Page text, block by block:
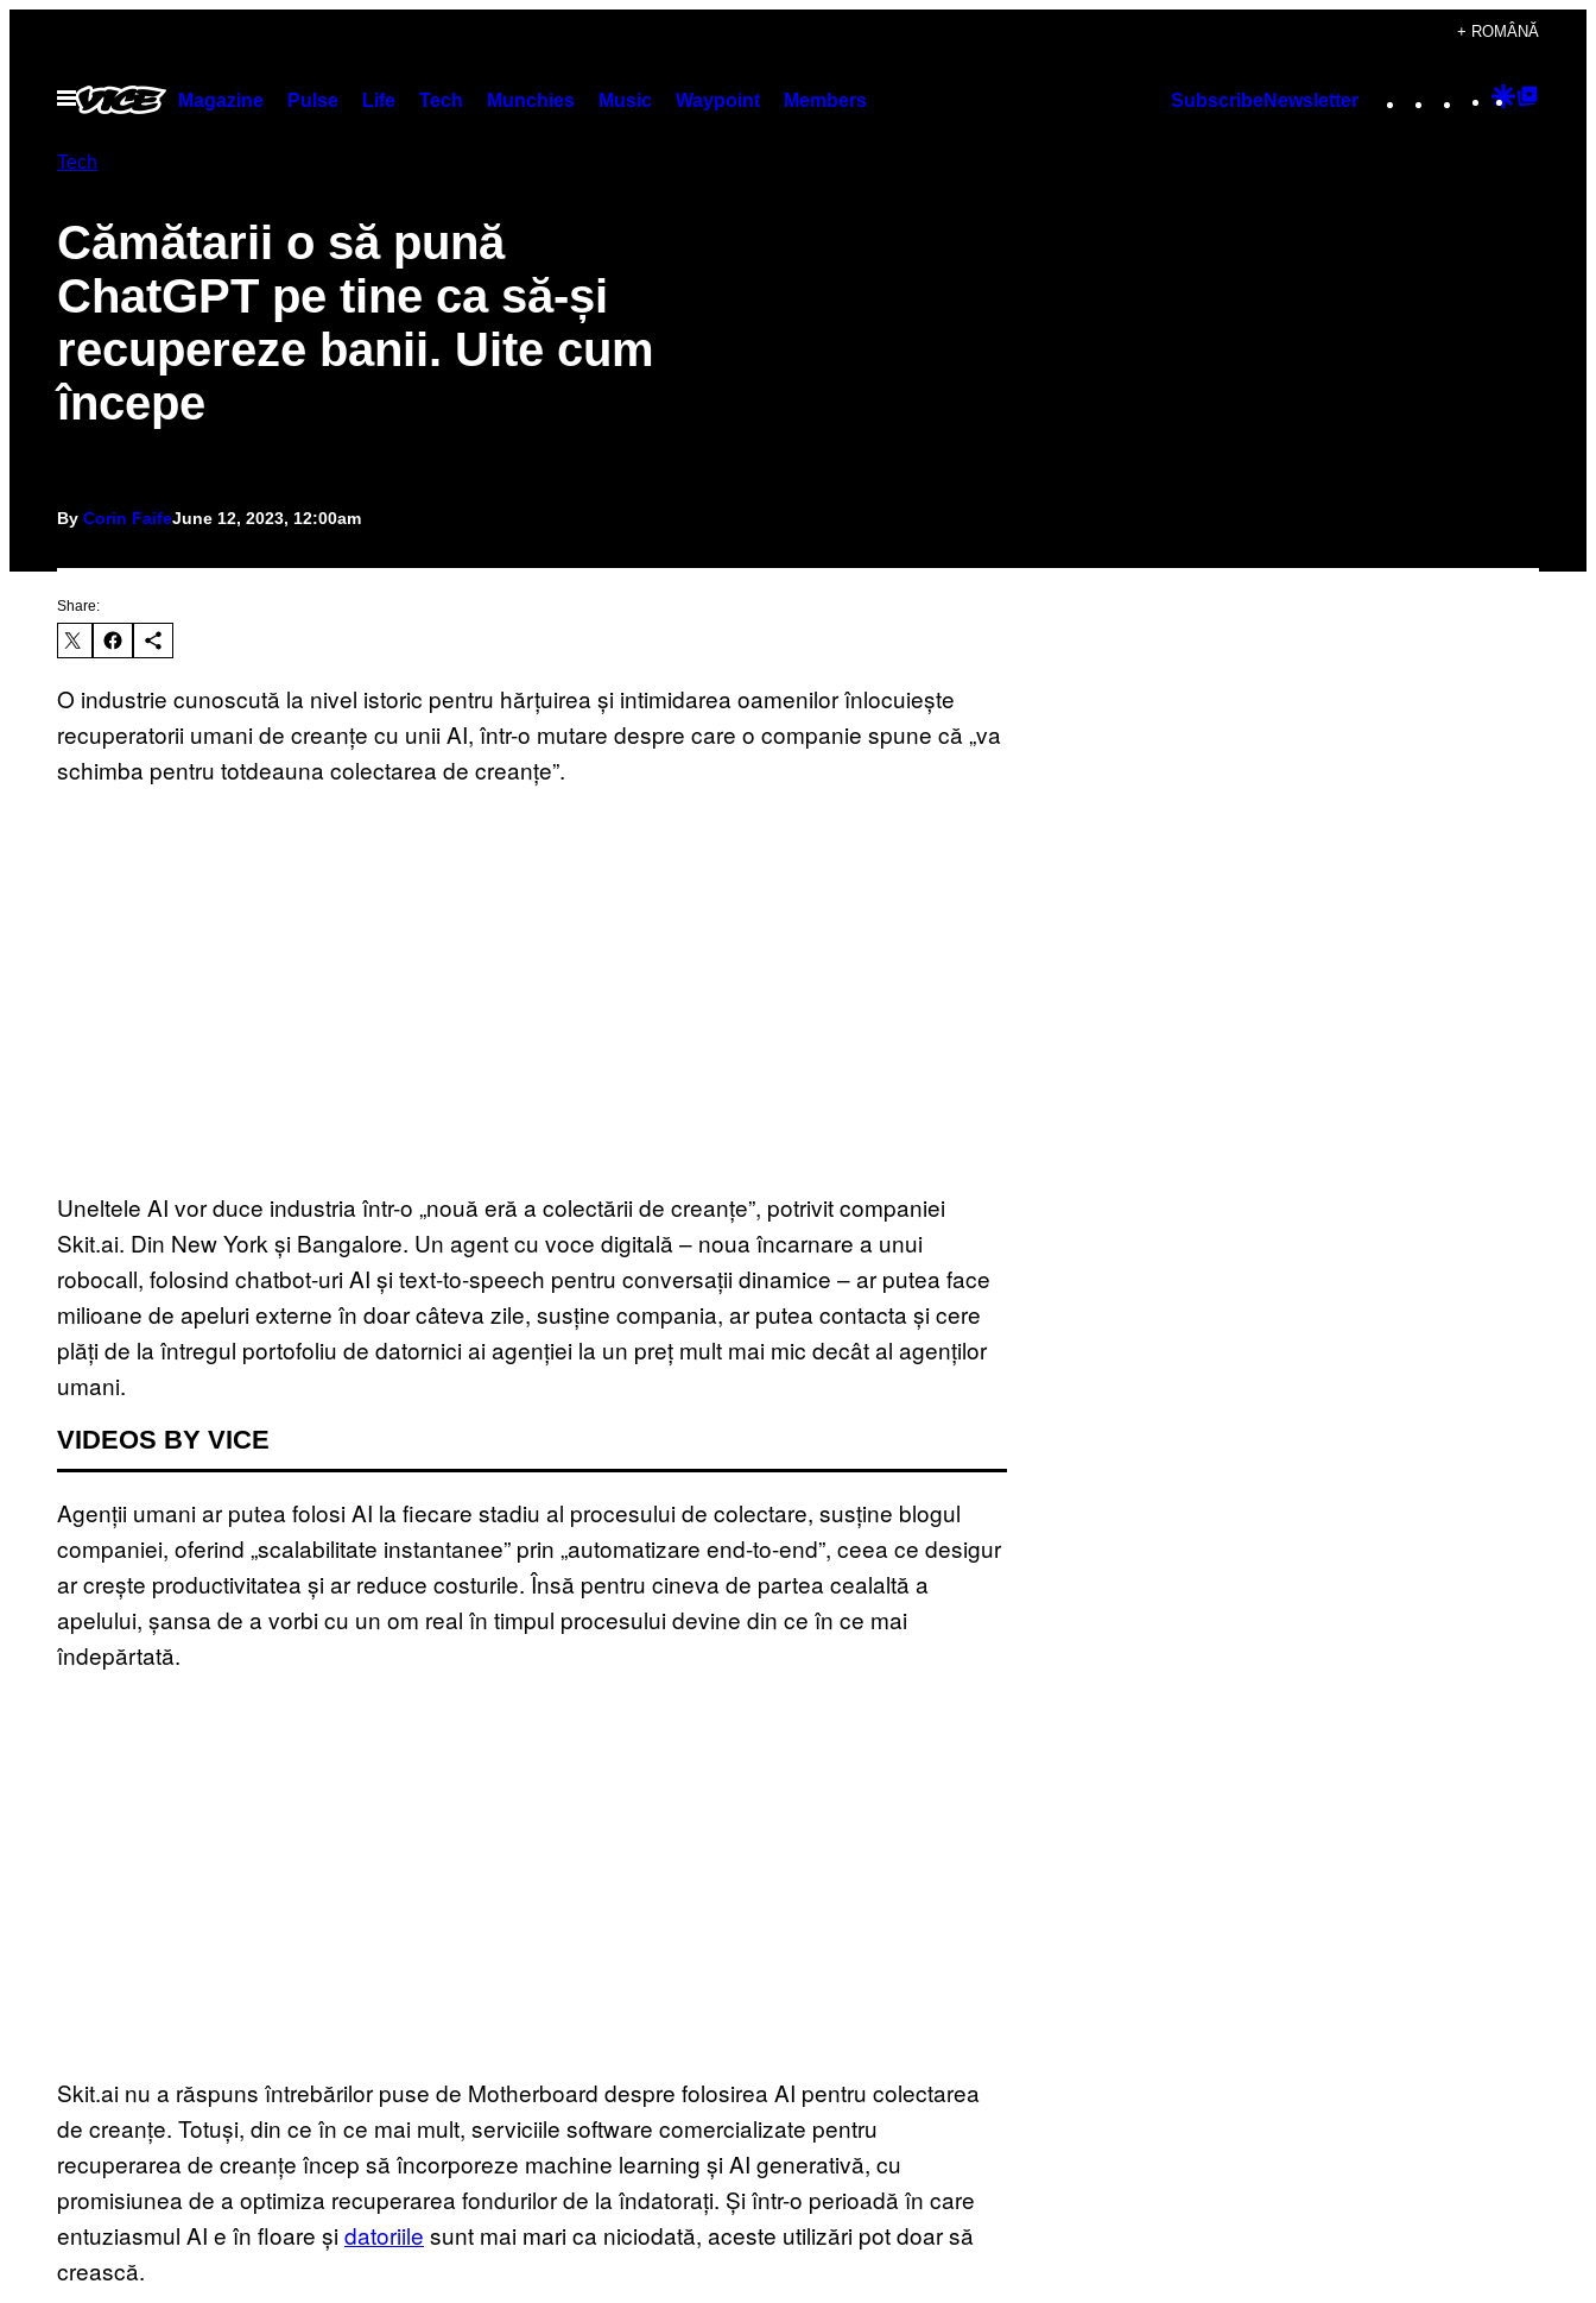
content
+ ROMÂNĂ
Open
Menu
Magazine Pulse Life Tech Munchies Music Waypoint Members SubscribeNewsletter Instagram
TikTok
YouTube
Google
Tech
Cămătarii o să pună
ChatGPT pe tine ca să-și
recupereze banii. Uite cum
începe
By Corin FaifeJune 12, 2023, 12:00am
Share:
O industrie cunoscută la nivel istoric pentru hărțuirea și intimidarea oamenilor înlocuiește
recuperatorii umani de creanțe cu unii AI, într-o mutare despre care o companie spune că „va
schimba pentru totdeauna colectarea de creanțe”.
Uneltele AI vor duce industria într-o „nouă eră a colectării de creanțe”, potrivit companiei
Skit.ai. Din New York și Bangalore. Un agent cu voce digitală – noua încarnare a unui
robocall, folosind chatbot-uri AI și text-to-speech pentru conversații dinamice – ar putea face
milioane de apeluri externe în doar câteva zile, susține compania, ar putea contacta și cere
plăți de la întregul portofoliu de datornici ai agenției la un preț mult mai mic decât al agenților
umani.
VIDEOS BY VICE
Agenții umani ar putea folosi AI la fiecare stadiu al procesului de colectare, susține blogul
companiei, oferind „scalabilitate instantanee” prin „automatizare end-to-end”, ceea ce desigur
ar crește productivitatea și ar reduce costurile. Însă pentru cineva de partea cealaltă a
apelului, șansa de a vorbi cu un om real în timpul procesului devine din ce în ce mai
îndepărtată.
Skit.ai nu a răspuns întrebărilor puse de Motherboard despre folosirea AI pentru colectarea
de creanțe. Totuși, din ce în ce mai mult, serviciile software comercializate pentru
recuperarea de creanțe încep să încorporeze machine learning și AI generativă, cu
promisiunea de a optimiza recuperarea fondurilor de la îndatorați. Și într-o perioadă în care
entuziasmul AI e în floare șidatoriile sunt mai mari ca niciodată, aceste utilizări pot doar să
crească.